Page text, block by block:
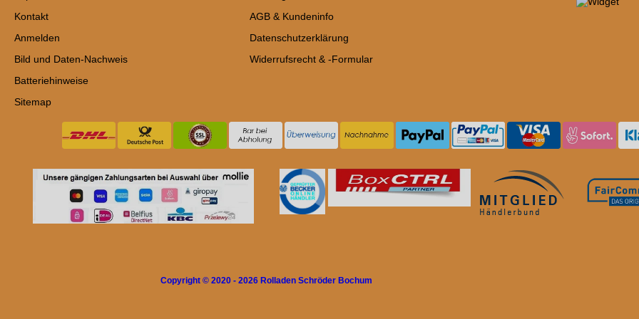
Kontakt
Anmelden
Bild und Daten-Nachweis
Batteriehinweise
Sitemap
AGB & Kundeninfo
Datenschutzerklärung
Widerrufsrecht & -Formular
Copyright © 2020 - 2026 Rolladen Schröder Bochum